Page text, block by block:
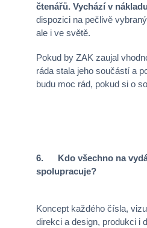
čtenářů. Vychází v
dispozici na pečlivě
ale i ve světě.
Pokud by ZAK zaujal
ráda stala jeho součástí a
budu moc rád, pokud si o
6. Kdo všechno na
spolupracuje?
Koncept každého čísla,
direkci a design, produkci i